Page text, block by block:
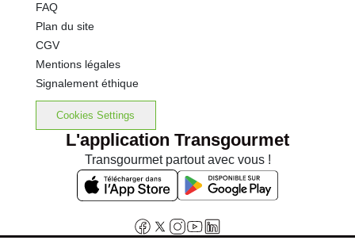
FAQ
Plan du site
CGV
Mentions légales
Signalement éthique
Cookies Settings
L'application Transgourmet
Transgourmet partout avec vous !